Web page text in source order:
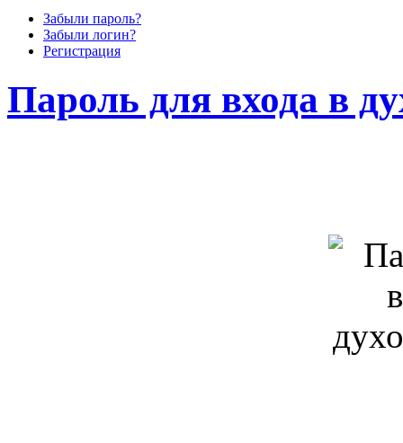
Забыли пароль?
Забыли логин?
Регистрация
Пароль для входа в